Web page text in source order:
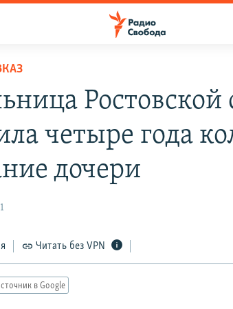
Ростовской
четыре года
дочери
Читать без VPN
в Google